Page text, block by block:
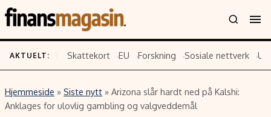
Innhold Emner
AKTUELT: Skattekort EU Forskning Sosiale nettverk
Hjemmeside » Siste nytt » Arizona slår hardt ned på Kalshi:
Anklages for ulovlig gambling og valgveddemål